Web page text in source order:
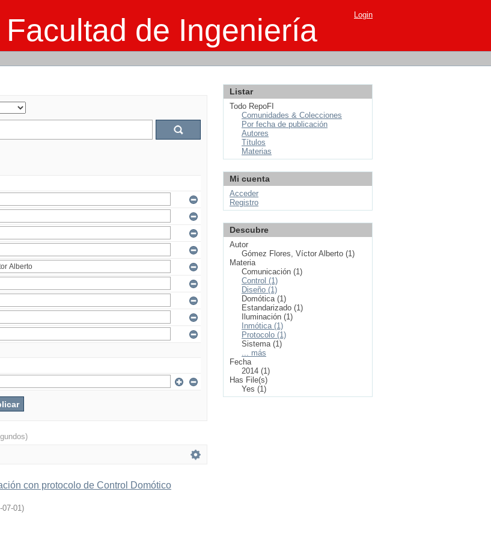
de Ingeniería Login
con protocolo de Control Domótico
07-01)
Listar
Todo RepoFI
Comunidades & Colecciones
Por fecha de publicación
Autores
Títulos
Materias
Mi cuenta
Acceder
Registro
Descubre
Autor
Gómez Flores, Víctor Alberto (1)
Materia
Comunicación (1)
Control (1)
Diseño (1)
Domótica (1)
Estandarizado (1)
Iluminación (1)
Inmótica (1)
Protocolo (1)
Sistema (1)
... más
Fecha
2014 (1)
Has File(s)
Yes (1)